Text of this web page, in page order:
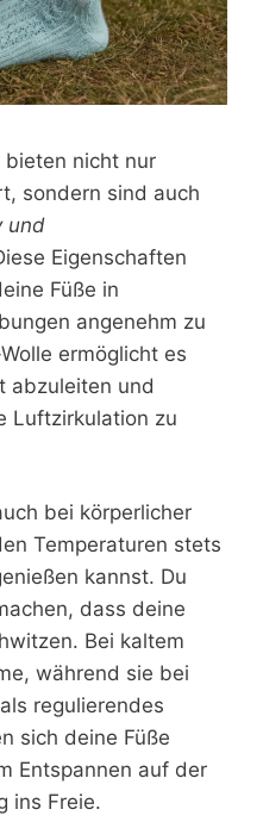
bieten nicht nur
sondern sind auch
und
Eigenschaften
Füße in
angenehm zu
ermöglicht es
abzuleiten und
Luftzirkulation zu
bei körperlicher
Temperaturen stets
kannst. Du
dass deine
Bei kaltem
während sie bei
regulierendes
sich deine Füße
Entspannen auf der
ins Freie.